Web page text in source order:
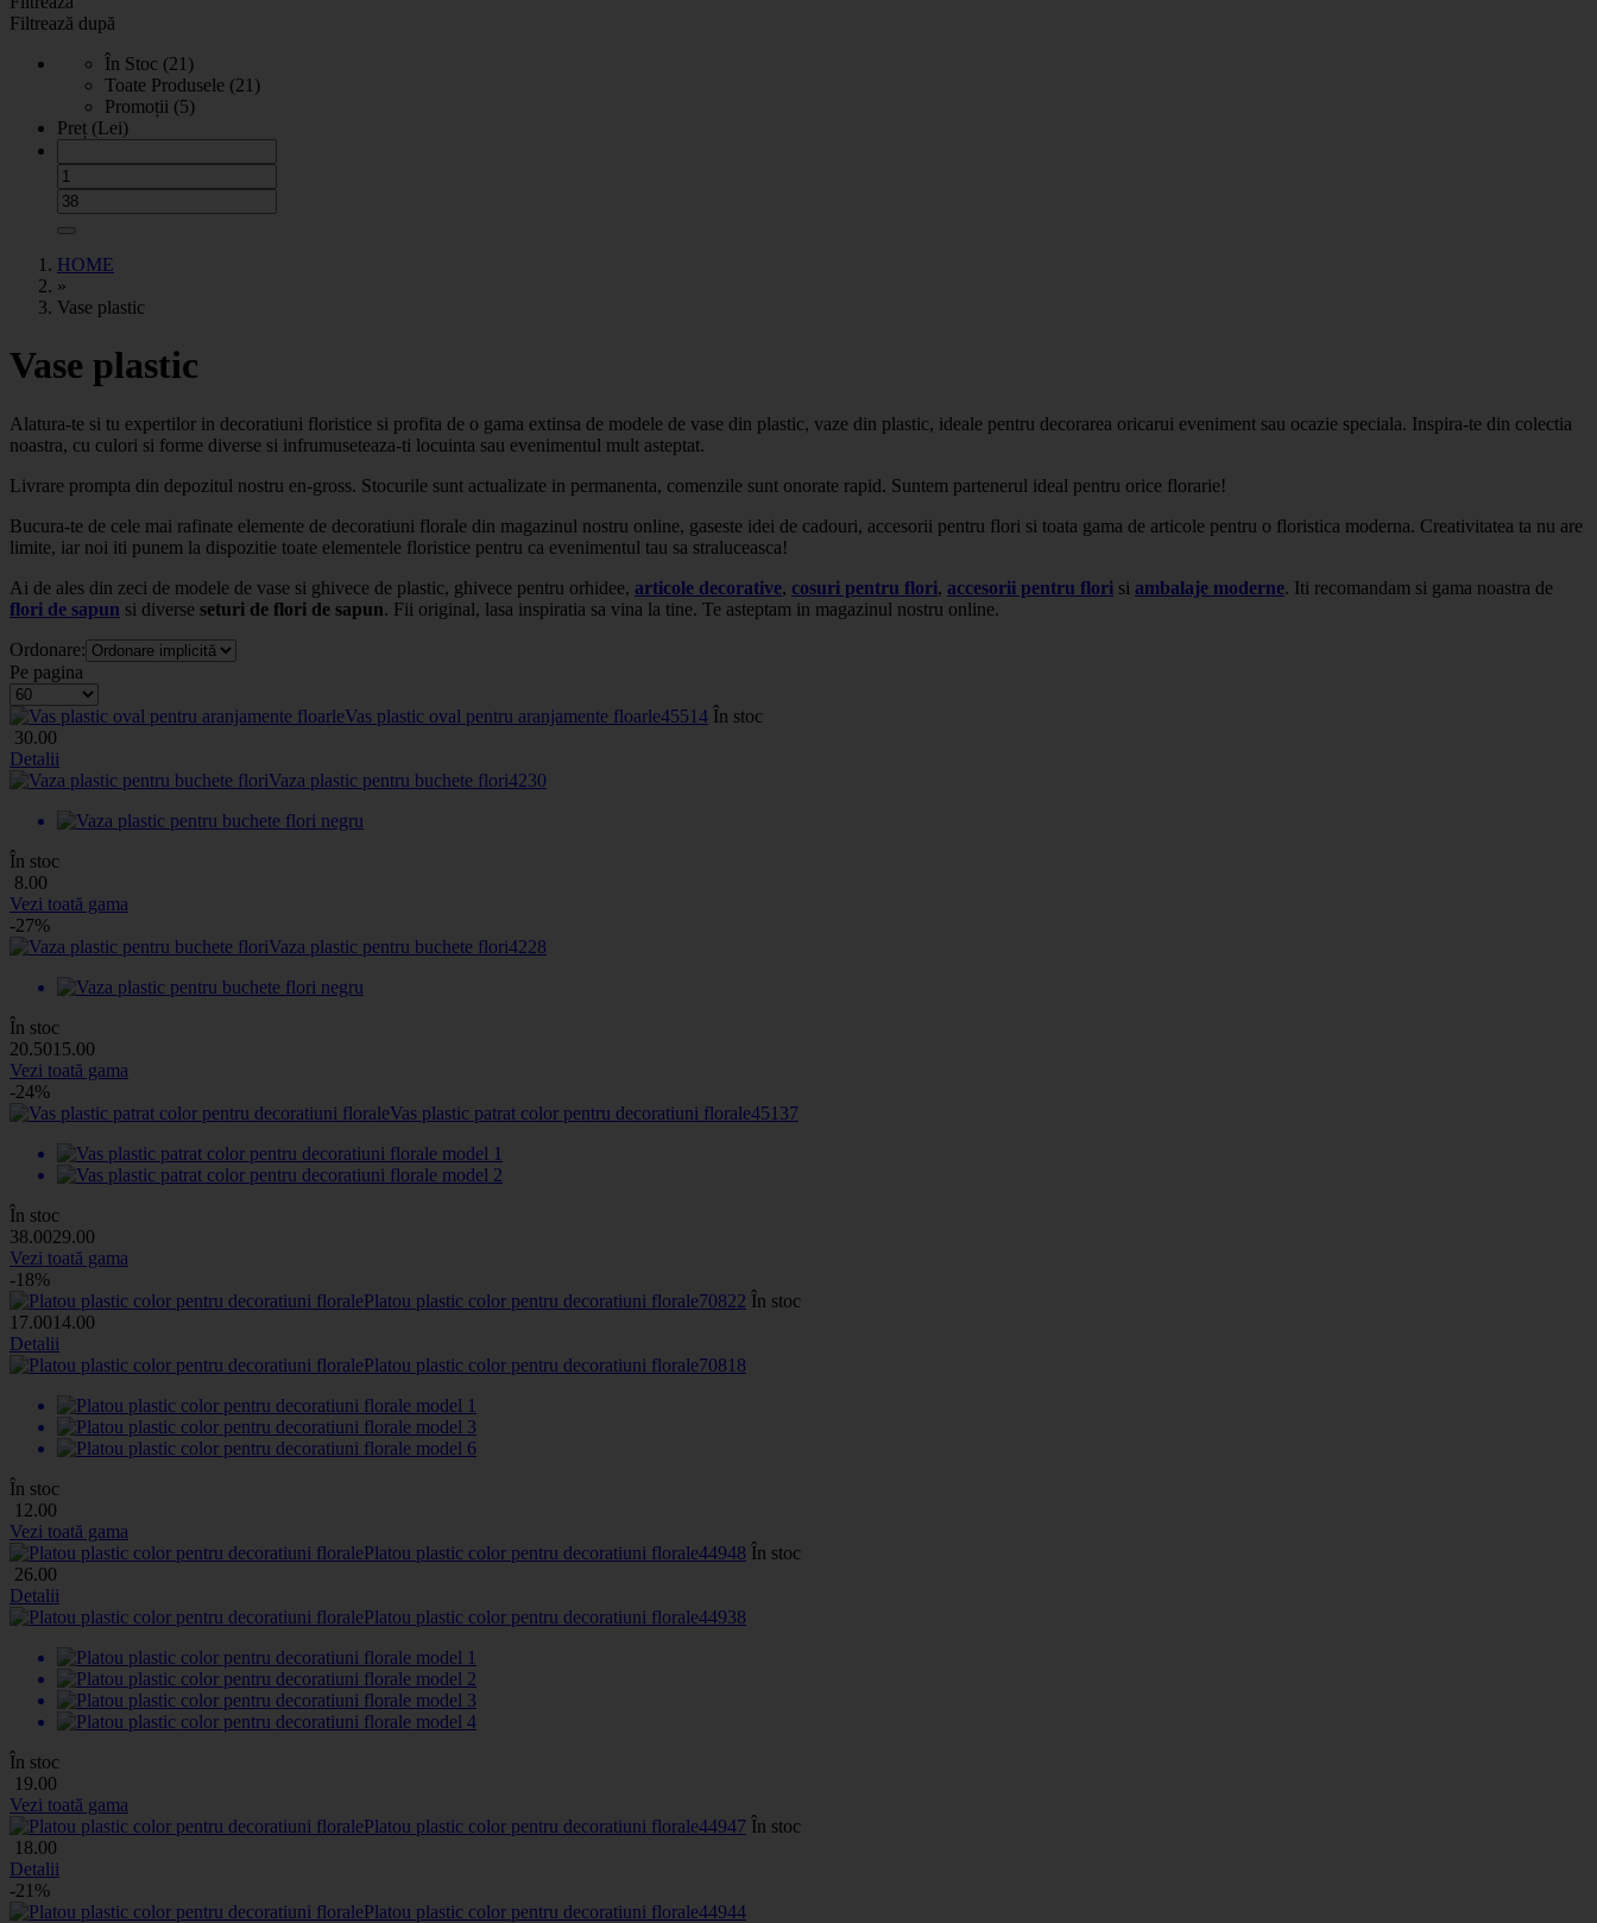
Filtrează după
În Stoc (21)
Toate Produsele (21)
Promoții (5)
Preț (Lei)
HOME
»
Vase plastic
Vase plastic
Alatura-te si tu expertilor in decoratiuni floristice si profita de o gama extinsa de modele de vase din plastic, vaze din plastic, ideale pentru decorarea oricarui eveniment sau ocazie speciala. Inspira-te din colectia
noastra, cu culori si forme diverse si infrumuseteaza-ti locuinta sau evenimentul mult asteptat.
Livrare prompta din depozitul nostru en-gross. Stocurile sunt actualizate in permanenta, comenzile sunt onorate rapid. Suntem partenerul ideal pentru orice florarie!
Bucura-te de cele mai rafinate elemente de decoratiuni florale din magazinul nostru online, gaseste idei de cadouri, accesorii pentru flori si toata gama de articole pentru o floristica moderna. Creativitatea ta nu are
limite, iar noi iti punem la dispozitie toate elementele floristice pentru ca evenimentul tau sa straluceasca!
Ai de ales din zeci de modele de vase si ghivece de plastic, ghivece pentru orhidee, articole decorative, cosuri pentru flori, accesorii pentru flori si ambalaje moderne. Iti recomandam si gama noastra de
flori de sapun si diverse seturi de flori de sapun. Fii original, lasa inspiratia sa vina la tine. Te asteptam in magazinul nostru online.
Ordonare:
Pe pagina
Vas plastic oval pentru aranjamente floarle45514 În stoc
30.00
Detalii
Vaza plastic pentru buchete flori4230
În stoc
8.00
Vezi toată gama
-27%
Vaza plastic pentru buchete flori4228
În stoc
20.5015.00
Vezi toată gama
-24%
Vas plastic patrat color pentru decoratiuni florale45137
În stoc
38.0029.00
Vezi toată gama
-18%
Platou plastic color pentru decoratiuni florale70822 În stoc
17.0014.00
Detalii
Platou plastic color pentru decoratiuni florale70818
În stoc
12.00
Vezi toată gama
Platou plastic color pentru decoratiuni florale44948 În stoc
26.00
Detalii
Platou plastic color pentru decoratiuni florale44938
În stoc
19.00
Vezi toată gama
Platou plastic color pentru decoratiuni florale44947 În stoc
18.00
Detalii
-21%
Platou plastic color pentru decoratiuni florale44944